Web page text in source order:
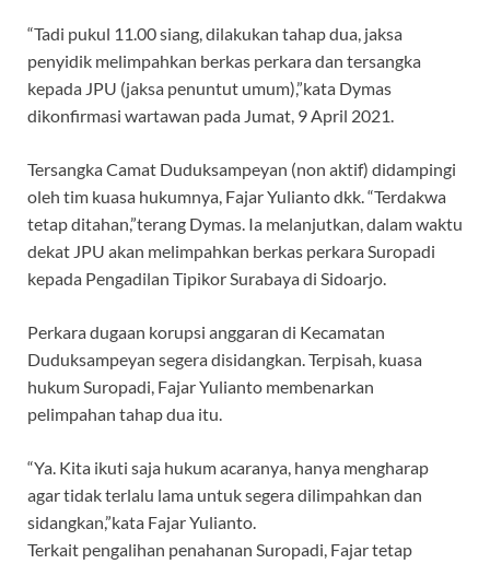
“Tadi pukul 11.00 siang, dilakukan tahap dua, jaksa
penyidik melimpahkan berkas perkara dan tersangka
kepada JPU (jaksa penuntut umum),”kata Dymas
dikonfirmasi wartawan pada Jumat, 9 April 2021.
Tersangka Camat Duduksampeyan (non aktif) didampingi
oleh tim kuasa hukumnya, Fajar Yulianto dkk. “Terdakwa
tetap ditahan,”terang Dymas. Ia melanjutkan, dalam waktu
dekat JPU akan melimpahkan berkas perkara Suropadi
kepada Pengadilan Tipikor Surabaya di Sidoarjo.
Perkara dugaan korupsi anggaran di Kecamatan
Duduksampeyan segera disidangkan. Terpisah, kuasa
hukum Suropadi, Fajar Yulianto membenarkan
pelimpahan tahap dua itu.
“Ya. Kita ikuti saja hukum acaranya, hanya mengharap
agar tidak terlalu lama untuk segera dilimpahkan dan
sidangkan,”kata Fajar Yulianto.
Terkait pengalihan penahanan Suropadi, Fajar tetap